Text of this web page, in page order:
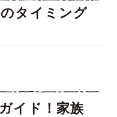
タイミング
イド！家族